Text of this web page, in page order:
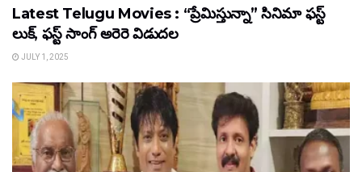
Latest Telugu Movies : “ప్రేమిస్తున్నా” సినిమా ఫస్ట్
లుక్, ఫస్ట్ సాంగ్ అరెరె విడుదల
JULY 1, 2025